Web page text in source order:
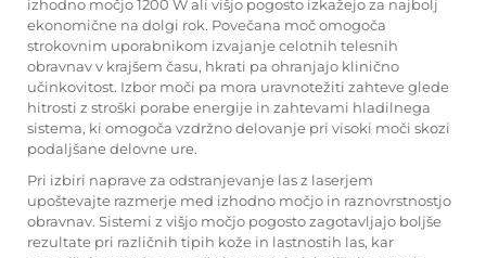
izhodno močjo 1200 W ali višjo pogosto izkažejo za najbolj
ekonomične na dolgi rok. Povečana moč omogoča
strokovnim uporabnikom izvajanje celotnih telesnih
obravnav v krajšem času, hkrati pa ohranjajo klinično
učinkovitost. Izbor moči pa mora uravnotežiti zahteve glede
hitrosti z stroški porabe energije in zahtevami hladilnega
sistema, ki omogoča vzdržno delovanje pri visoki moči skozi
podaljšane delovne ure.
Pri izbiri naprave za odstranjevanje las z laserjem
upoštevajte razmerje med izhodno močjo in raznovrstnostjo
obravnav. Sistemi z višjo močjo pogosto zagotavljajo boljše
rezultate pri različnih tipih kože in lastnostih las, kar